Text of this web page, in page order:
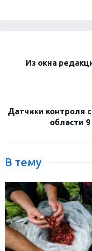
Из окна
Датчики контроля
области
В тему